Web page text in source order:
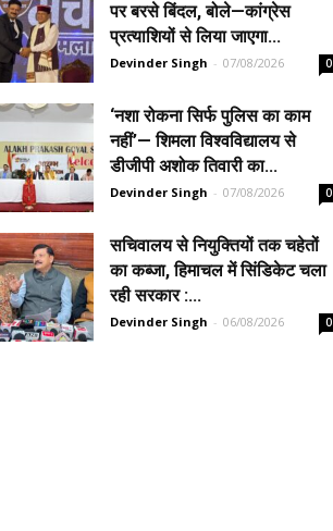
पर बरसे बिंदल, बोले—कांग्रेस
प्रत्याशियों से लिया जाएगा...
Devinder Singh - 07/08/2026 0
‘नशा रोकना सिर्फ पुलिस का काम
नहीं’— शिमला विश्वविद्यालय से
डीजीपी अशोक तिवारी का...
Devinder Singh - 07/08/2026 0
सचिवालय से नियुक्तियों तक चहेतों
का कब्जा, हिमाचल में सिंडिकेट चला
रही सरकार :...
Devinder Singh - 06/08/2026 0